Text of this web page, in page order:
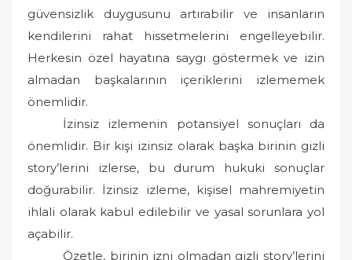
güvensizlik duygusunu artırabilir ve insanların
kendilerini rahat hissetmelerini engelleyebilir.
Herkesin özel hayatına saygı göstermek ve izin
almadan başkalarının içeriklerini izlememek
önemlidir.
İzinsiz izlemenin potansiyel sonuçları da
önemlidir. Bir kişi izinsiz olarak başka birinin gizli
story’lerini izlerse, bu durum hukuki sonuçlar
doğurabilir. İzinsiz izleme, kişisel mahremiyetin
ihlali olarak kabul edilebilir ve yasal sorunlara yol
açabilir.
Özetle, birinin izni olmadan gizli story’lerini